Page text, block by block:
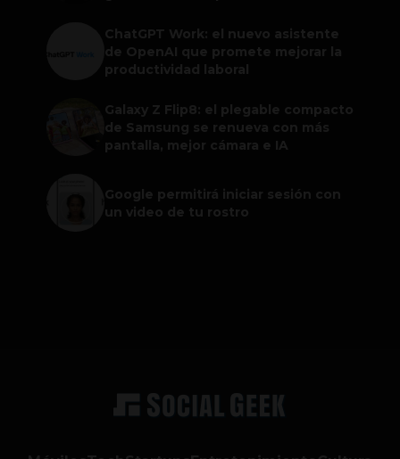
ChatGPT Work: el nuevo asistente
de OpenAI que promete mejorar la
productividad laboral
Galaxy Z Flip8: el plegable compacto
de Samsung se renueva con más
pantalla, mejor cámara e IA
Google permitirá iniciar sesión con
un video de tu rostro